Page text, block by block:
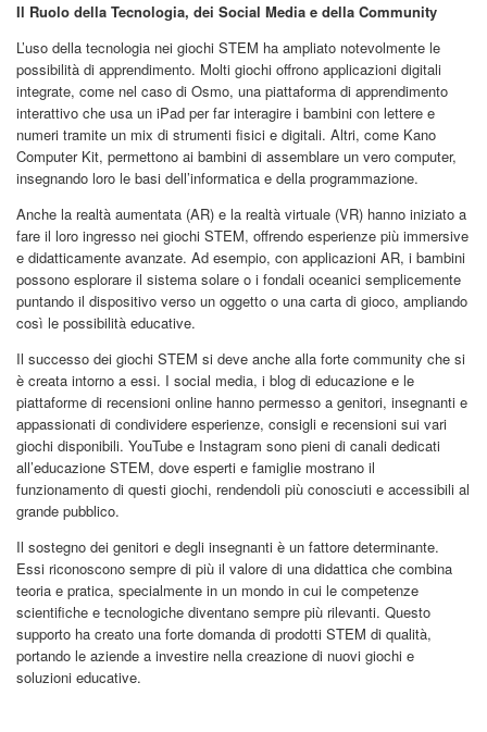
Il Ruolo della Tecnologia, dei Social Media e della Community
L’uso della tecnologia nei giochi STEM ha ampliato notevolmente le
possibilità di apprendimento. Molti giochi offrono applicazioni digitali
integrate, come nel caso di Osmo, una piattaforma di apprendimento
interattivo che usa un iPad per far interagire i bambini con lettere e
numeri tramite un mix di strumenti fisici e digitali. Altri, come Kano
Computer Kit, permettono ai bambini di assemblare un vero computer,
insegnando loro le basi dell’informatica e della programmazione.
Anche la realtà aumentata (AR) e la realtà virtuale (VR) hanno iniziato a
fare il loro ingresso nei giochi STEM, offrendo esperienze più immersive
e didatticamente avanzate. Ad esempio, con applicazioni AR, i bambini
possono esplorare il sistema solare o i fondali oceanici semplicemente
puntando il dispositivo verso un oggetto o una carta di gioco, ampliando
così le possibilità educative.
Il successo dei giochi STEM si deve anche alla forte community che si
è creata intorno a essi. I social media, i blog di educazione e le
piattaforme di recensioni online hanno permesso a genitori, insegnanti e
appassionati di condividere esperienze, consigli e recensioni sui vari
giochi disponibili. YouTube e Instagram sono pieni di canali dedicati
all’educazione STEM, dove esperti e famiglie mostrano il
funzionamento di questi giochi, rendendoli più conosciuti e accessibili al
grande pubblico.
Il sostegno dei genitori e degli insegnanti è un fattore determinante.
Essi riconoscono sempre di più il valore di una didattica che combina
teoria e pratica, specialmente in un mondo in cui le competenze
scientifiche e tecnologiche diventano sempre più rilevanti. Questo
supporto ha creato una forte domanda di prodotti STEM di qualità,
portando le aziende a investire nella creazione di nuovi giochi e
soluzioni educative.